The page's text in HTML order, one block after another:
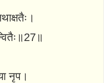
नृप।